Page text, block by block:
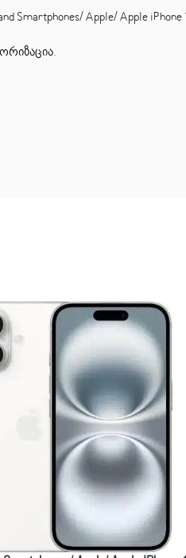
Apple/ Apple iPhone
.